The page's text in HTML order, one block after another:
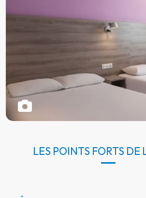
LES POINTS FORTS DE